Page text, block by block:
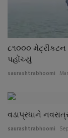
૮૧૦૦૦
પહોંચ્યું
saurashtrabhoomi
વડાપ્રધાને
saurashtrabhoomi